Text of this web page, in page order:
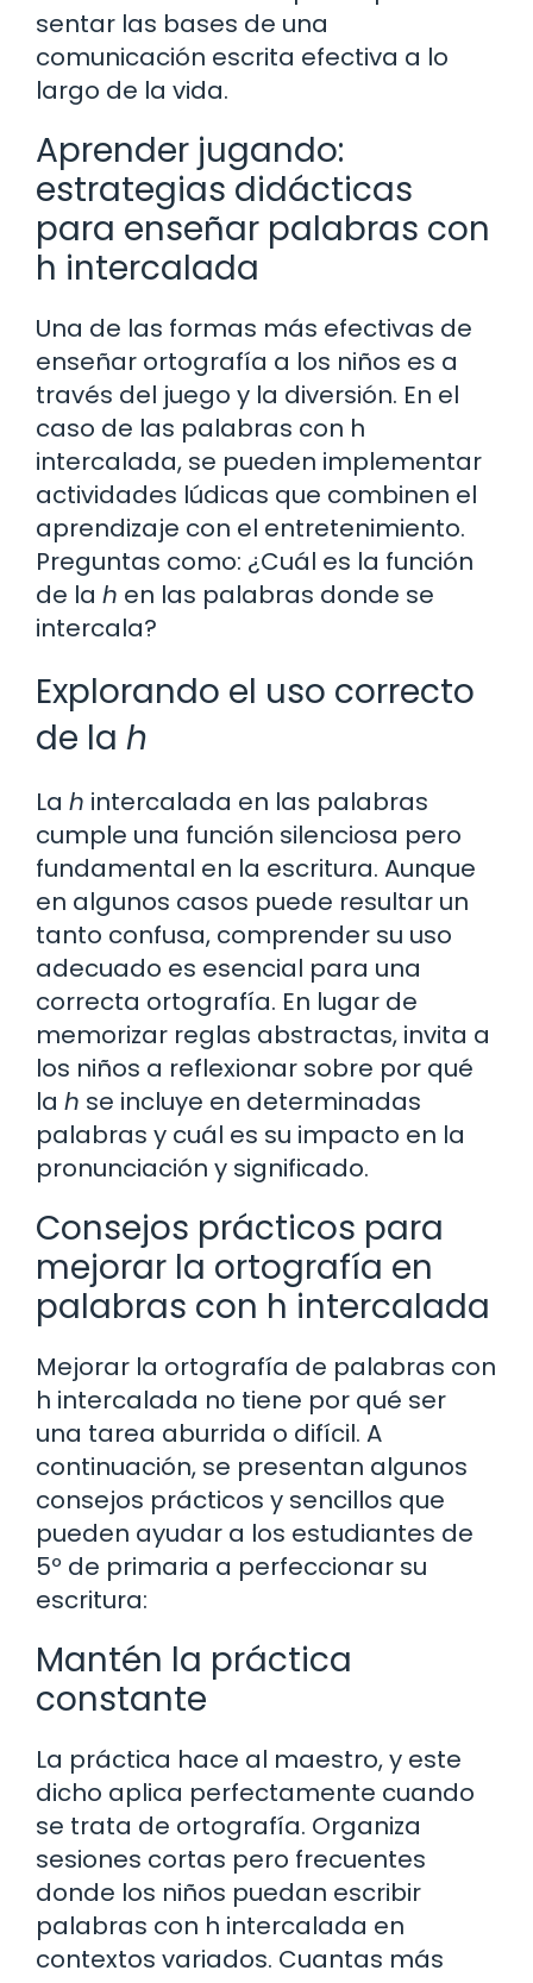
sentar las bases de una
comunicación escrita efectiva a lo
largo de la vida.
Aprender jugando:
estrategias didácticas
para enseñar palabras con
h intercalada
Una de las formas más efectivas de
enseñar ortografía a los niños es a
través del juego y la diversión. En el
caso de las palabras con h
intercalada, se pueden implementar
actividades lúdicas que combinen el
aprendizaje con el entretenimiento.
Preguntas como: ¿Cuál es la función
de la h en las palabras donde se
intercala?
Explorando el uso correcto
de la h
La h intercalada en las palabras
cumple una función silenciosa pero
fundamental en la escritura. Aunque
en algunos casos puede resultar un
tanto confusa, comprender su uso
adecuado es esencial para una
correcta ortografía. En lugar de
memorizar reglas abstractas, invita a
los niños a reflexionar sobre por qué
la h se incluye en determinadas
palabras y cuál es su impacto en la
pronunciación y significado.
Consejos prácticos para
mejorar la ortografía en
palabras con h intercalada
Mejorar la ortografía de palabras con
h intercalada no tiene por qué ser
una tarea aburrida o difícil. A
continuación, se presentan algunos
consejos prácticos y sencillos que
pueden ayudar a los estudiantes de
5º de primaria a perfeccionar su
escritura:
Mantén la práctica
constante
La práctica hace al maestro, y este
dicho aplica perfectamente cuando
se trata de ortografía. Organiza
sesiones cortas pero frecuentes
donde los niños puedan escribir
palabras con h intercalada en
contextos variados. Cuantas más